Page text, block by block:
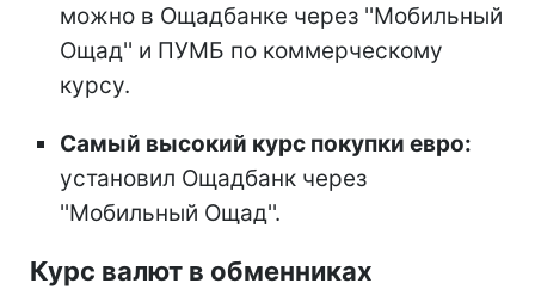
можно в Ощадбанке через ''Мобильный
Ощад'' и ПУМБ по коммерческому
курсу.
Самый высокий курс покупки евро:
установил Ощадбанк через
''Мобильный Ощад''.
Курс валют в обменниках